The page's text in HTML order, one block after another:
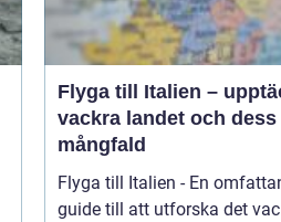
Flyga till Italien –
vackra landet och dess
mångfald
Flyga till Italien - En
guide till att utforska det